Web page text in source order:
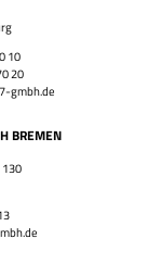
10
20
gmbh.de
BREMEN
passt!